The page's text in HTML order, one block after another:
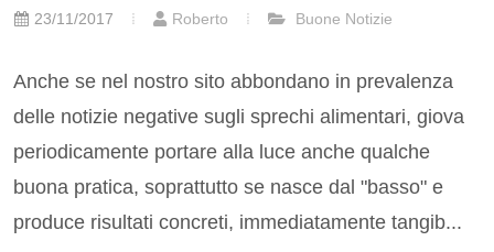
23/11/2017 Roberto Buone Notizie
Anche se nel nostro sito abbondano in prevalenza
delle notizie negative sugli sprechi alimentari, giova
periodicamente portare alla luce anche qualche
buona pratica, soprattutto se nasce dal "basso" e
produce risultati concreti, immediatamente tangib...